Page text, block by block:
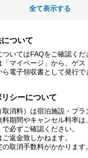
全て表示する
ついて
ついてはFAQをご確認く
「マイページ」から、ゲ
電子領収書として発行で
シーについて
消料）は宿泊施設・プラ
料期間やキャンセル料率
必ずご確認ください。
返金致しかねます。
取消手数料がかかります